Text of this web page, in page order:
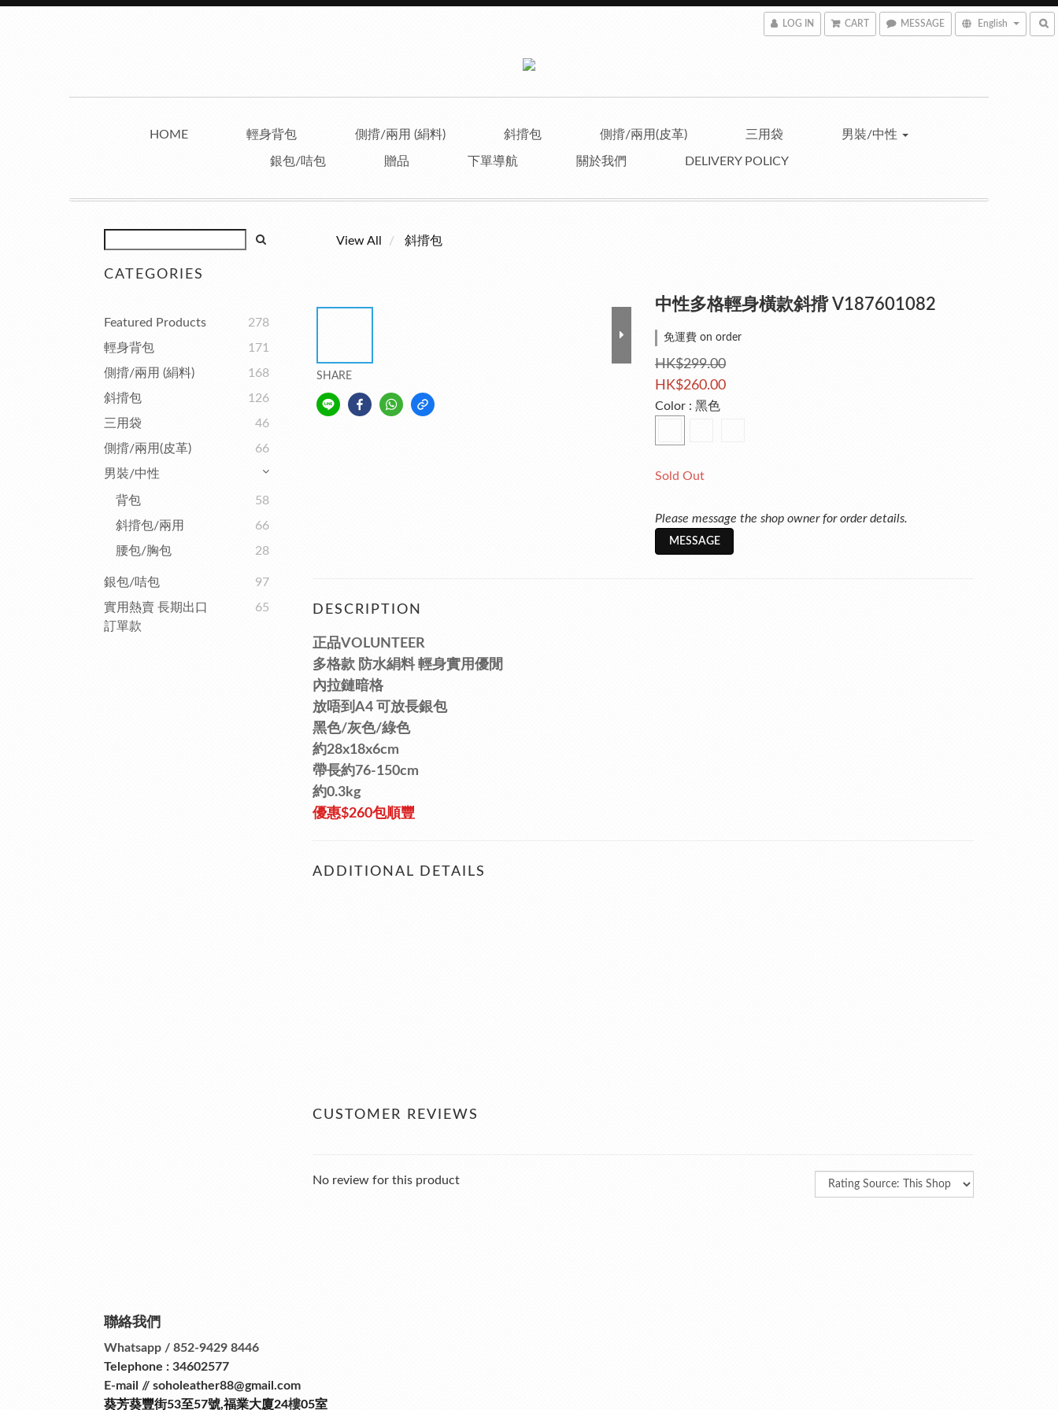
LOG IN CART MESSAGE English
HOME 輕身背包 側揹/兩用 (絹料) 斜揹包 側揹/兩用(皮革) 三用袋 男裝/中性
銀包/咭包 贈品 下單導航 關於我們 DELIVERY POLICY
CATEGORIES
Featured Products
278
輕身背包
171
側揹/兩用 (絹料)
168
斜揹包
126
三用袋
46
側揹/兩用(皮革)
66
男裝/中性
背包
58
斜揹包/兩用
66
腰包/胸包
28
銀包/咭包
97
實用熱賣 長期出口
訂單款
65
View All 斜揹包
SHARE
中性多格輕身橫款斜揹 V187601082
免運費 on order
HK$299.00
HK$260.00
Color : 黑色
Sold Out
Please message the shop owner for order details.
MESSAGE
DESCRIPTION
正品VOLUNTEER
多格款 防水絹料輕身實用優閒
內拉鏈暗格
放唔到A4 可放長銀包
黑色/灰色/綠色
約28x18x6cm
帶長約76-150cm
約0.3kg
優惠$260包順豐
ADDITIONAL DETAILS
CUSTOMER REVIEWS
No review for this product
聯絡我們
Whatsapp / 852-9429 8446
Telephone : 34602577
E-mail // soholeather88@gmail.com
葵芳葵豐街53至57號,福業大廈24樓05室